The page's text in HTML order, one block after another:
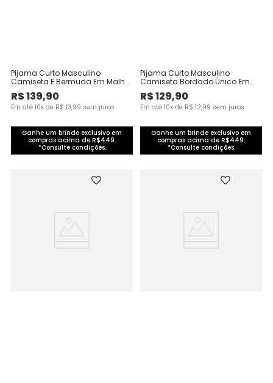
Pijama Curto Masculino
Camiseta E Bermuda Em Malha
Algodão
R$139,90
Em até 10x de R$ 13,99 sem juros
Ganhe um brinde exclusivo em
compras acima de R$449.
*Consulte condições.
Pijama Curto Masculino
Camiseta Bordado Único Em
Malha Algodão
R$129,90
Em até 10x de R$ 12,99 sem juros
Ganhe um brinde exclusivo em
compras acima de R$449.
*Consulte condições.